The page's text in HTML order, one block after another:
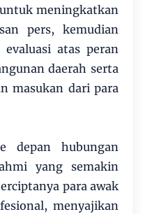
meningkatkan
pers, kemudian
atas peran
daerah serta
masukan dari para
depan hubungan
yang semakin
para awak
menyajikan